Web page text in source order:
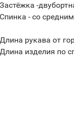
Застёжка -
Спинка - со
Длина рукава от
Длина изделия по